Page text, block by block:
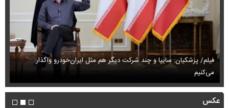
فیلم/ پزشکیان: سایپا و چند شرکت دیگر هم مثل ایران‌خودرو واگذار
می‌کنیم
عکس